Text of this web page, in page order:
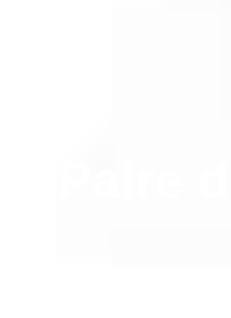
Paire